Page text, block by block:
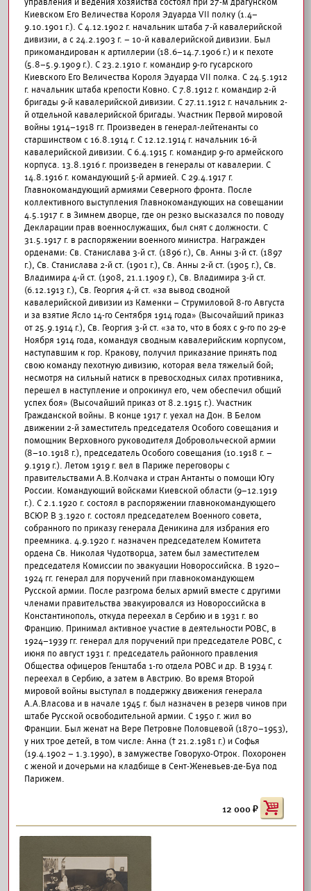
Киевском Его Величества Короля Эдуарда VII полку (1.4–
9.10.1901 г.). С 4.12.1902 г. начальник штаба 7-й кавалерийской
дивизии, а с 24.2.1903 г. – 10-й кавалерийской дивизии. Был
прикомандирован к артиллерии (18.6–14.7.1906 г.) и к пехоте
(5.8–5.9.1909 г.). С 23.2.1910 г. командир 9-го гусарского
Киевского Его Величества Короля Эдуарда VII полка. С 24.5.1912
г. начальник штаба крепости Ковно. С 7.8.1912 г. командир 2-й
бригады 9-й кавалерийской дивизии. С 27.11.1912 г. начальник 2-
й отдельной кавалерийской бригады. Участник Первой мировой
войны 1914–1918 гг. Произведен в генерал-лейтенанты со
старшинством с 16.8.1914 г. С 12.12.1914 г. начальник 16-й
кавалерийской дивизии. С 6.4.1915 г. командир 9-го армейского
корпуса. 13.8.1916 г. произведен в генералы от кавалерии. С
14.8.1916 г. командующий 5-й армией. С 29.4.1917 г.
Главнокомандующий армиями Северного фронта. После
коллективного выступления Главнокомандующих на совещании
4.5.1917 г. в Зимнем дворце, где он резко высказался по поводу
Декларации прав военнослужащих, был снят с должности. С
31.5.1917 г. в распоряжении военного министра. Награжден
орденами: Св. Станислава 3-й ст. (1896 г.), Св. Анны 3-й ст. (1897
г.), Св. Станислава 2-й ст. (1901 г.), Св. Анны 2-й ст. (1905 г.), Св.
Владимира 4-й ст. (1908, 21.1.1909 г.), Св. Владимира 3-й ст.
(6.12.1913 г.), Св. Георгия 4-й ст. «за вывод сводной
кавалерийской дивизии из Каменки – Струмиловой 8-го Августа
и за взятие Ясло 14-го Сентября 1914 года» (Высочайший приказ
от 25.9.1914 г.), Св. Георгия 3-й ст. «за то, что в боях с 9-го по 29-е
Ноября 1914 года, командуя сводным кавалерийским корпусом,
наступавшим к гор. Кракову, получил приказание принять под
свою команду пехотную дивизию, которая вела тяжелый бой;
несмотря на сильный натиск в превосходных силах противника,
перешел в наступление и опрокинул его, чем обеспечил общий
успех боя» (Высочайший приказ от 8.2.1915 г.). Участник
Гражданской войны. В конце 1917 г. уехал на Дон. В Белом
движении 2-й заместитель председателя Особого совещания и
помощник Верховного руководителя Добровольческой армии
(8–10.1918 г.), председатель Особого совещания (10.1918 г. –
9.1919 г.). Летом 1919 г. вел в Париже переговоры с
правительствами А.В.Колчака и стран Антанты о помощи Югу
России. Командующий войсками Киевской области (9–12.1919
г.). С 2.1.1920 г. состоял в распоряжении главнокомандующего
ВСЮР. В 3.1920 г. состоял председателем Военного совета,
собранного по приказу генерала Деникина для избрания его
преемника. 4.9.1920 г. назначен председателем Комитета
ордена Св. Николая Чудотворца, затем был заместителем
председателя Комиссии по эвакуации Новороссийска. В 1920–
1924 гг. генерал для поручений при главнокомандующем
Русской армии. После разгрома белых армий вместе с другими
членами правительства эвакуировался из Новороссийска в
Константинополь, откуда переехал в Сербию и в 1931 г. во
Францию. Принимал активное участие в деятельности РОВС, в
1924–1939 гг. генерал для поручений при председателе РОВС, с
июня по август 1931 г. председатель районного правления
Общества офицеров Генштаба 1-го отдела РОВС и др. В 1934 г.
переехал в Сербию, а затем в Австрию. Во время Второй
мировой войны выступал в поддержку движения генерала
А.А.Власова и в начале 1945 г. был назначен в резерв чинов при
штабе Русской освободительной армии. С 1950 г. жил во
Франции. Был женат на Вере Петровне Половцевой (1870–1953),
у них трое детей, в том числе: Анна († 21.2.1981 г.) и Софья
(19.4.1902 – 1.3.1990), в замужестве Говорухо-Отрок. Похоронен
с женой и дочерьми на кладбище в Сент-Женевьев-де-Буа под
Парижем.
12 000